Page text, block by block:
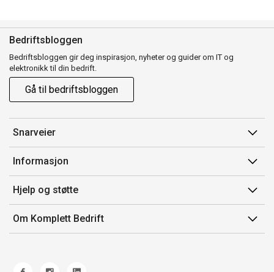
Bedriftsbloggen
Bedriftsbloggen gir deg inspirasjon, nyheter og guider om IT og
elektronikk til din bedrift.
Gå til bedriftsbloggen
Snarveier
Min side
Ordreoversikt
Mine produkter
Informasjon
Salgsbetingelser
Avtalevilkår for Komplett Bedrift Pluss
Produsenter
Hjelp og støtte
Kontakt oss
Retur
Om Komplett Bedrift